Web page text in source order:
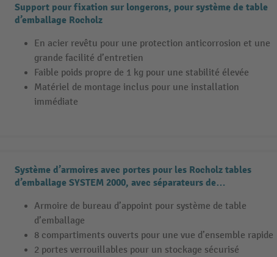
Support pour fixation sur longerons, pour système de table
d’emballage Rocholz
En acier revêtu pour une protection anticorrosion et une
grande facilité d’entretien
Faible poids propre de 1 kg pour une stabilité élevée
Matériel de montage inclus pour une installation
immédiate
Système d’armoires avec portes pour les Rocholz tables
d’emballage SYSTEM 2000, avec séparateurs de
Armoire de bureau d’appoint pour système de table
d’emballage
8 compartiments ouverts pour une vue d’ensemble rapide
2 portes verrouillables pour un stockage sécurisé